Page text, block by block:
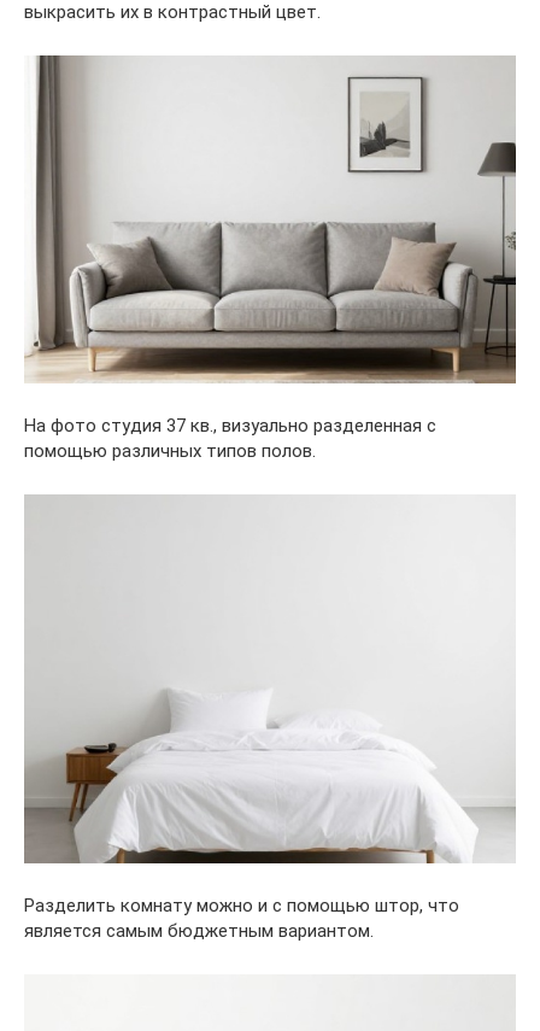
выкрасить их в контрастный цвет.
На фото студия 37 кв., визуально разделенная с
помощью различных типов полов.
Разделить комнату можно и с помощью штор, что
является самым бюджетным вариантом.